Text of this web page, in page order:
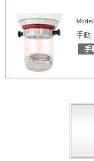
Model
手動